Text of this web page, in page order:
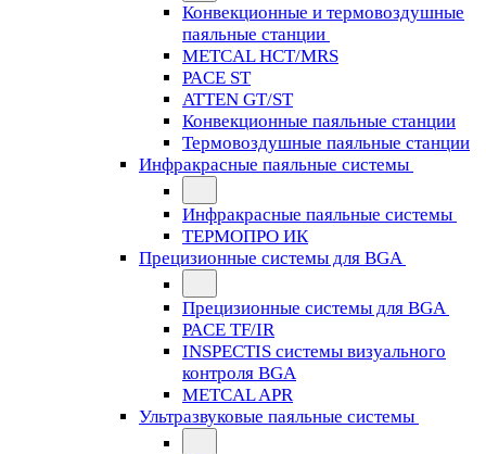
Конвекционные и термовоздушные
паяльные станции
METCAL HCT/MRS
PACE ST
ATTEN GT/ST
Конвекционные паяльные станции
Термовоздушные паяльные станции
Инфракрасные паяльные системы
Инфракрасные паяльные системы
ТЕРМОПРО ИК
Прецизионные системы для BGA
Прецизионные системы для BGA
PACE TF/IR
INSPECTIS системы визуального
контроля BGA
METCAL APR
Ультразвуковые паяльные системы